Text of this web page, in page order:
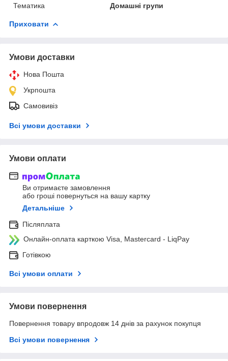
Тематика
Домашні групи
Приховати
Умови доставки
Нова Пошта
Укрпошта
Самовивіз
Всі умови доставки
Умови оплати
Ви отримаєте замовлення
або гроші повернуться на вашу картку
Детальніше
Післяплата
Онлайн-оплата карткою Visa, Mastercard - LiqPay
Готівкою
Всі умови оплати
Умови повернення
Повернення товару впродовж 14 днів за рахунок покупця
Всі умови повернення